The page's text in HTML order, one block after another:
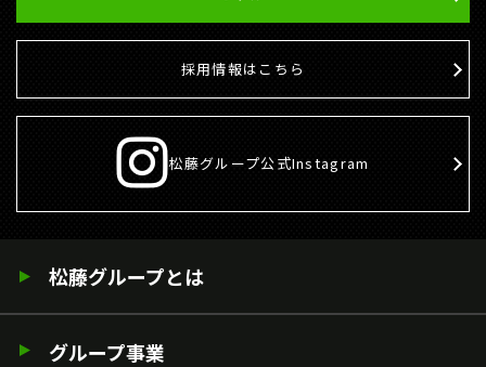
採用情報はこちら
松藤グループ公式Instagram
松藤グループとは
グループ事業